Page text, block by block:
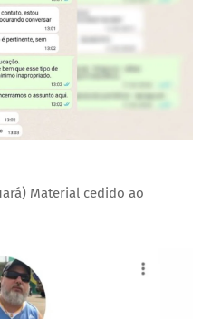
Material cedido ao